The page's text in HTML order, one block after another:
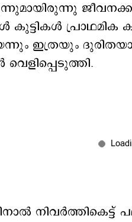
പ്രാഥമിക
ഇത്രയും
നിവര്‍ത്തികെട്ട്